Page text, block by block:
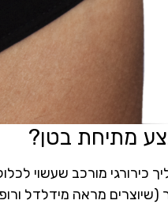
מתיחת בטן?
כירורגי מורכב שעשוי
(שיוצרים מראה מידלדל